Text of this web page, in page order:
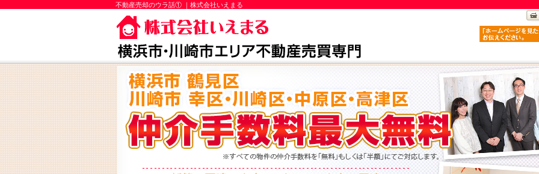
不動産売却のウラ話① ｜株式会社いえまる